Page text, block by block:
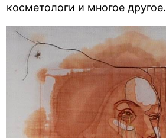
косметологи и многое другое.